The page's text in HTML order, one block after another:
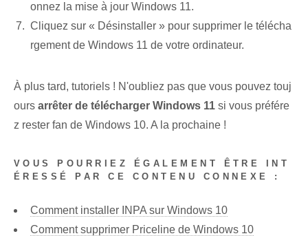
onnez⁢ la mise à jour Windows 11.
Cliquez sur « Désinstaller » pour supprimer le télécha
rgement de Windows 11 de votre ordinateur.
À plus tard, tutoriels ! N'oubliez pas que vous pouvez touj
ours arrêter de télécharger Windows 11 si vous préfére
z rester fan de Windows 10. A la prochaine !
VOUS POURRIEZ ÉGALEMENT ÊTRE INT
ÉRESSÉ PAR CE CONTENU CONNEXE :
Comment installer INPA sur Windows 10
Comment supprimer Priceline de Windows 10